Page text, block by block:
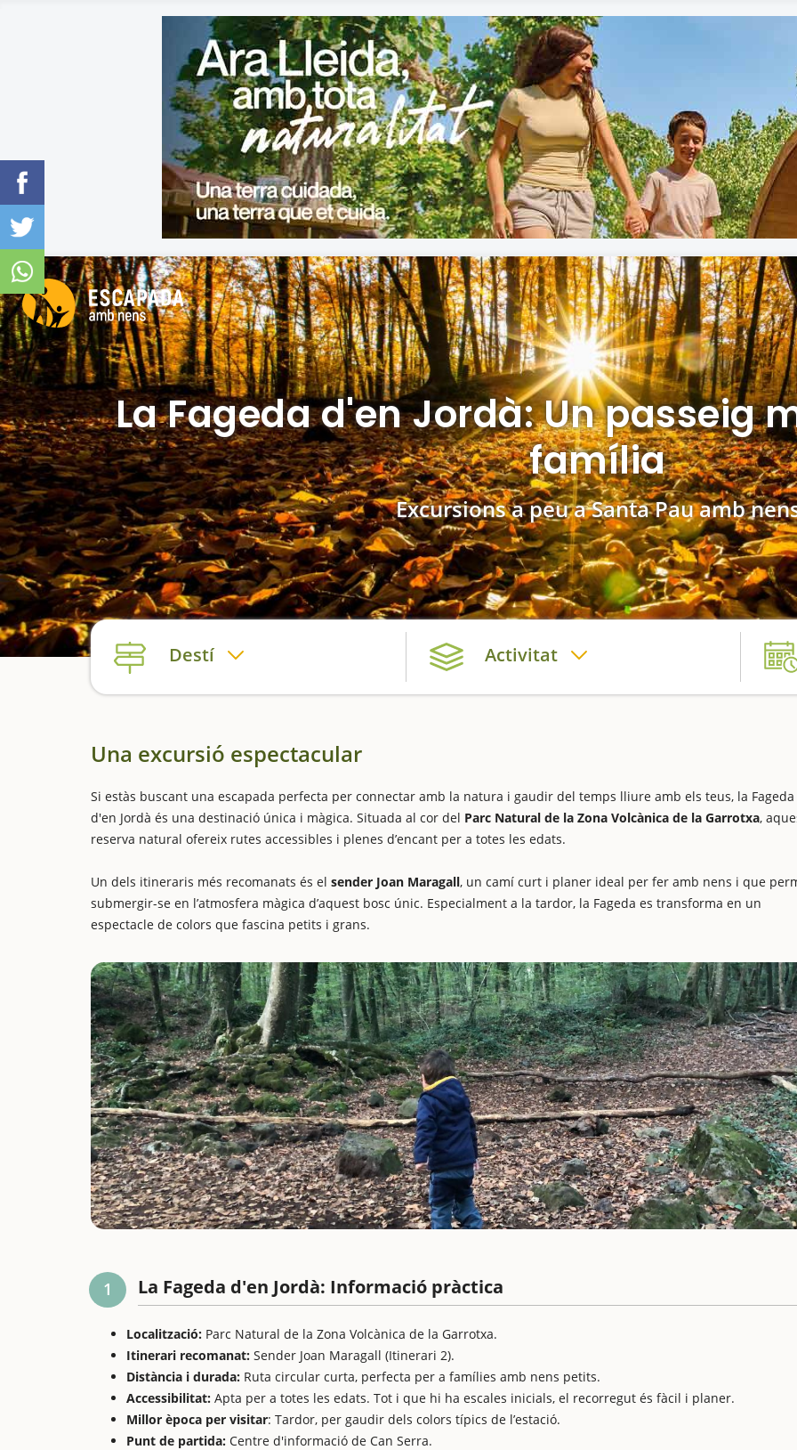
La Fageda d'en Jordà: Un passeig
família
Excursions a peu a Santa Pau amb
Destí Activitat
Una excursió espectacular
Si estàs buscant una escapada perfecta per connectar amb la natura i gaudir del temps lliure amb els teus, la Fageda
d'en Jordà és una destinació única i màgica. Situada al cor del Parc Natural de la Zona Volcànica de la Garrotxa,
reserva natural ofereix rutes accessibles i plenes d’encant per a totes les edats.
Un dels itineraris més recomanats és el sender Joan Maragall, un camí curt i planer ideal per fer amb nens i que
submergir-se en l’atmosfera màgica d’aquest bosc únic. Especialment a la tardor, la Fageda es transforma en un
espectacle de colors que fascina petits i grans.
1 La Fageda d'en Jordà: Informació pràctica
Localització: Parc Natural de la Zona Volcànica de la Garrotxa.
Itinerari recomanat: Sender Joan Maragall (Itinerari 2).
Distància i durada: Ruta circular curta, perfecta per a famílies amb nens petits.
Accessibilitat: Apta per a totes les edats. Tot i que hi ha escales inicials, el recorregut és fàcil i planer.
Millor època per visitar: Tardor, per gaudir dels colors típics de l’estació.
Punt de partida: Centre d'informació de Can Serra.